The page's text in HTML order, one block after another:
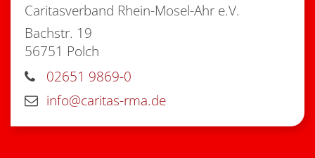
Caritasverband Rhein-Mosel-Ahr e.V.
Bachstr. 19
56751 Polch
02651 9869-0
info@caritas-rma.de